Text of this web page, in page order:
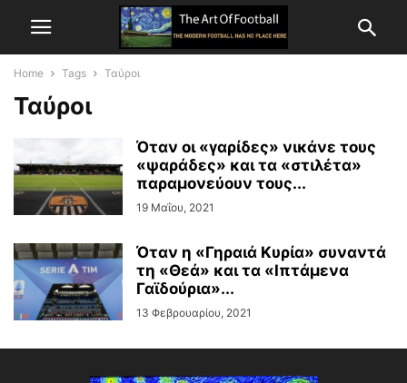
Home Tags Ταύροι
Ταύροι
Όταν οι «γαρίδες» νικάνε τους
«ψαράδες» και τα «στιλέτα»
παραμονεύουν τους...
19 Μαΐου, 2021
Όταν η «Γηραιά Κυρία» συναντά
τη «Θεά» και τα «Ιπτάμενα
Γαϊδούρια»...
13 Φεβρουαρίου, 2021